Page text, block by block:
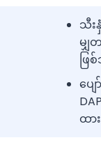
သီး
မျှ
ဖြ
ပျ
ထာ